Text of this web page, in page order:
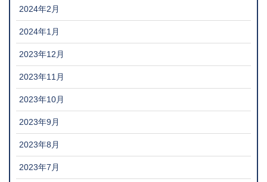
2024年2月
2024年1月
2023年12月
2023年11月
2023年10月
2023年9月
2023年8月
2023年7月